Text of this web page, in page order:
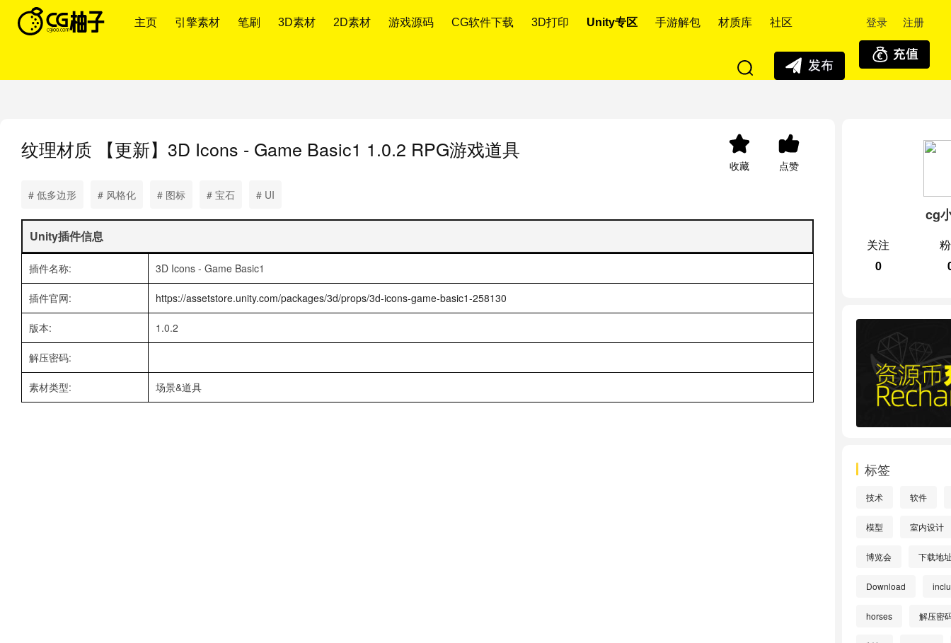
主页 引擎素材 笔刷 3D素材 2D素材 游戏源码 CG软件下载 3D打印 Unity专区 手游解包 材质库 社区 登录 注册
纹理材质 【更新】3D Icons - Game Basic1 1.0.2 RPG游戏道具
收藏 点赞
# 低多边形 # 风格化 # 图标 # 宝石 # UI
Unity插件信息
插件名称: 3D Icons - Game Basic1
插件官网: https://assetstore.unity.com/packages/3d/props/3d-icons-game-basic1-258130
版本: 1.0.2
解压密码:
素材类型: 场景&道具
cg
关注
0
标签
技术 软件
模型 室内设计
博览会 下载地
Download
horses 解压密